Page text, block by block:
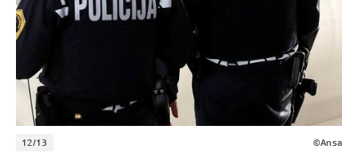
12/13 ©Ansa